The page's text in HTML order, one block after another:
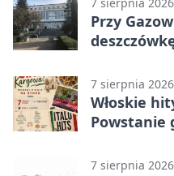
7 sierpnia 2026
Przy
7 sierpnia 2026
Włoskie
Powstanie
7 sierpnia 2026